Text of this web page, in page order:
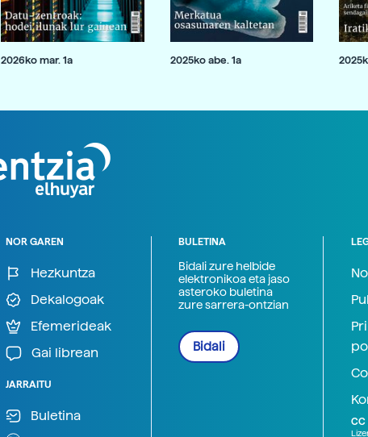
2026ko mar. 1a 2025ko abe. 1a
NOR GAREN
Hezkuntza
Dekalogoak
Efemerideak
Gai librean
JARRAITU
Buletina
BULETINA
Bidali zure helbide
elektronikoa eta jaso
asteroko buletina
zure sarrera-ontzian
Bidali
CC